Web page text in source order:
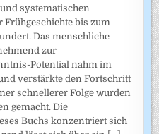
systematischen
bis zum
Das menschliche
zur
Potential nahm im
verstärkte den Fortschritt
schnellerer Folge wurden
gemacht. Die
Buchs konzentriert sich